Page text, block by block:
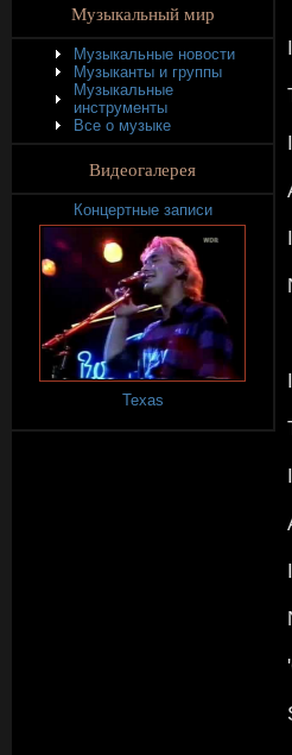
Музыкальный мир
Музыкальные новости
Музыканты и группы
Музыкальные
инструменты
Все о музыке
Видеогалерея
Концертные записи
Texas